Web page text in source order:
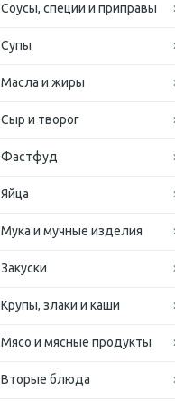
Соусы, специи и приправы
Супы
Масла и жиры
Сыр и творог
Фастфуд
Яйца
Мука и мучные изделия
Закуски
Крупы, злаки и каши
Мясо и мясные продукты
Вторые блюда